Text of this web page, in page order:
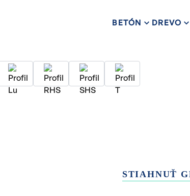
BETÓN DREVO
STIAHNUŤ